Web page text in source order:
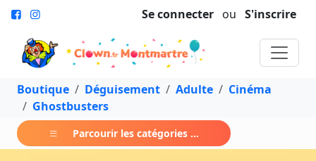
Se connecter ou S'inscrire
Boutique Déguisement Adulte
Cinéma
Ghostbusters
Parcourir les catégories ...